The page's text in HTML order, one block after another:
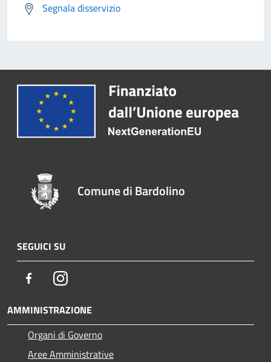
Segnala disservizio
Comune di Bardolino
SEGUICI SU
FacebookInstagram
AMMINISTRAZIONE
Organi di Governo
Aree Amministrative